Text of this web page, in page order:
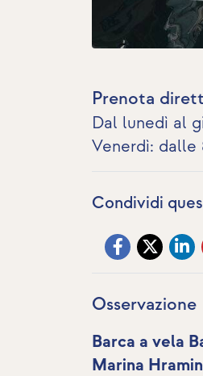
Prenota
Dal lunedì al
Venerdì: dalle
Condividi
Osservazione
Barca a vela
Marina